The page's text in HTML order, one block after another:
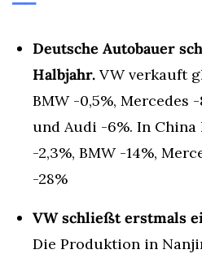
Deutsche Autobauer
Halbjahr. VW verkauft
BMW -0,5%, Mercedes
und Audi -6%. In
-2,3%, BMW -14%,
-28%
VW schließt erstmals
Die Produktion in